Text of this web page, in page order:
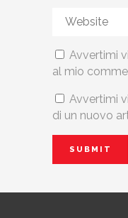
Avvertimi
al mio
Avvertimi
di un nuovo